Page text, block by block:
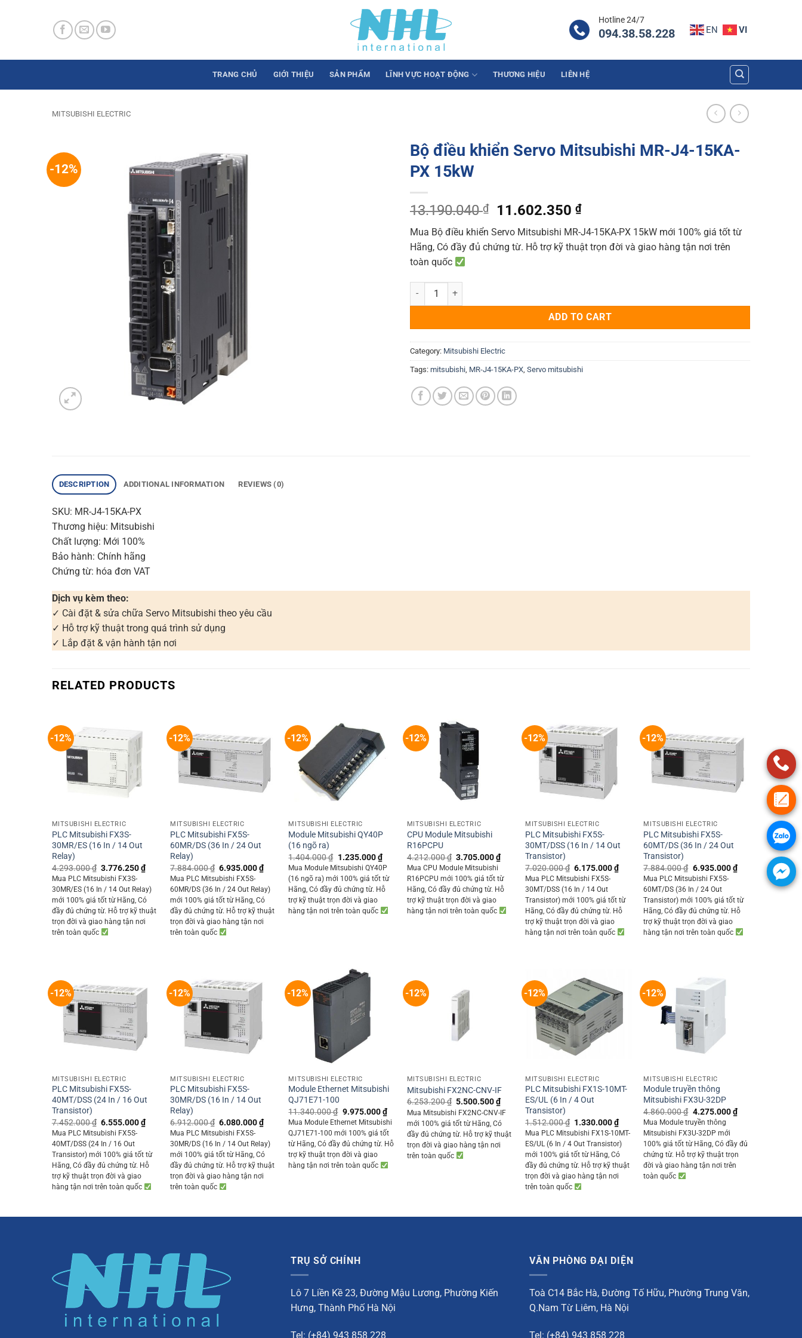
Hotline 24/7
094.38.58.228 EN VI
TRANG CHỦ GIỚI THIỆU SẢN PHẨM LĨNH VỰC HOẠT ĐỘNG THƯƠNG HIỆU LIÊN HỆ
MITSUBISHI ELECTRIC
-12%
Bộ điều khiển Servo Mitsubishi MR-J4-15KA-
PX 15kW
13.190.040₫
Original
price
was:
13.190.040 ₫.
11.602.350₫Current
price
is:
11.602.350 ₫.
Mua Bộ điều khiển Servo Mitsubishi MR-J4-15KA-PX 15kW mới 100% giá tốt từ
Hãng, Có đầy đủ chứng từ. Hỗ trợ kỹ thuật trọn đời và giao hàng tận nơi trên
toàn quốc
Bộ điều khiển Servo Mitsubishi MR-J4-15KA-PX 15kW quantity
ADD TO CART
Category: Mitsubishi Electric
Tags: mitsubishi MR-J4-15KA-PX Servo mitsubishi
DESCRIPTION ADDITIONAL INFORMATION REVIEWS (0)
SKU: MR-J4-15KA-PX
Thương hiệu: Mitsubishi
Chất lượng: Mới 100%
Bảo hành: Chính hãng
Chứng từ: hóa đơn VAT
Dịch vụ kèm theo:
✓ Cài đặt & sửa chữa Servo Mitsubishi theo yêu cầu
✓ Hỗ trợ kỹ thuật trong quá trình sử dụng
✓ Lắp đặt & vận hành tận nơi
RELATED PRODUCTS
-12%
MITSUBISHI ELECTRIC
PLC Mitsubishi FX3S-
30MR/ES (16 In / 14 Out
Relay)
4.293.000₫ Original
price
was:
4.293.000 ₫.
3.776.250₫Current
price
is:
3.776.250 ₫.
Mua PLC Mitsubishi FX3S-
30MR/ES (16 In / 14 Out Relay)
mới 100% giá tốt từ Hãng, Có
đầy đủ chứng từ. Hỗ trợ kỹ thuật
trọn đời và giao hàng tận nơi
trên toàn quốc
-12%
MITSUBISHI ELECTRIC
PLC Mitsubishi FX5S-
60MR/DS (36 In / 24 Out
Relay)
7.884.000₫ Original
price
was:
7.884.000 ₫.
6.935.000₫Current
price
is:
6.935.000 ₫.
Mua PLC Mitsubishi FX5S-
60MR/DS (36 In / 24 Out Relay)
mới 100% giá tốt từ Hãng, Có
đầy đủ chứng từ. Hỗ trợ kỹ thuật
trọn đời và giao hàng tận nơi
trên toàn quốc
-12%
MITSUBISHI ELECTRIC
Module Mitsubishi QY40P
(16 ngõ ra)
1.404.000₫ Original
price
was:
1.404.000 ₫.
1.235.000₫Current
price
is:
1.235.000 ₫.
Mua Module Mitsubishi QY40P
(16 ngõ ra) mới 100% giá tốt từ
Hãng, Có đầy đủ chứng từ. Hỗ
trợ kỹ thuật trọn đời và giao
hàng tận nơi trên toàn quốc
-12%
MITSUBISHI ELECTRIC
CPU Module Mitsubishi
R16PCPU
4.212.000₫ Original
price
was:
4.212.000 ₫.
3.705.000₫Current
price
is:
3.705.000 ₫.
Mua CPU Module Mitsubishi
R16PCPU mới 100% giá tốt từ
Hãng, Có đầy đủ chứng từ. Hỗ
trợ kỹ thuật trọn đời và giao
hàng tận nơi trên toàn quốc
-12%
MITSUBISHI ELECTRIC
PLC Mitsubishi FX5S-
30MT/DSS (16 In / 14 Out
Transistor)
7.020.000₫ Original
price
was:
7.020.000 ₫.
6.175.000₫Current
price
6.175.000 ₫.
Mua PLC Mitsubishi FX5S-
30MT/DSS (16 In / 14 Out
Transistor) mới 100% giá tốt từ
Hãng, Có đầy đủ chứng từ. Hỗ
trợ kỹ thuật trọn đời và giao
hàng tận nơi trên toàn quốc
-12%
MITSUBISHI ELECTRIC
PLC Mitsubishi FX5S-
60MT/DS (36 In / 24 Out
Transistor)
7.884.000₫ Original
price
was:
7.884.000 ₫.
6.935.000₫Current
price
6.935.000 ₫.
Mua PLC Mitsubishi FX5S-
60MT/DS (36 In / 24 Out
Transistor) mới 100% giá tốt từ
Hãng, Có đầy đủ chứng từ. Hỗ
trợ kỹ thuật trọn đời và giao
hàng tận nơi trên toàn quốc
-12%
MITSUBISHI ELECTRIC
PLC Mitsubishi FX5S-
40MT/DSS (24 In / 16 Out
Transistor)
7.452.000₫ Original
price
was:
7.452.000 ₫.
6.555.000₫Current
price
6.555.000 ₫.
Mua PLC Mitsubishi FX5S-
40MT/DSS (24 In / 16 Out
Transistor) mới 100% giá tốt từ
Hãng, Có đầy đủ chứng từ. Hỗ
trợ kỹ thuật trọn đời và giao
hàng tận nơi trên toàn quốc
-12%
MITSUBISHI ELECTRIC
PLC Mitsubishi FX5S-
30MR/DS (16 In / 14 Out
Relay)
6.912.000₫ Original
price
was:
6.912.000 ₫.
6.080.000₫Current
price
is:
6.080.000 ₫.
Mua PLC Mitsubishi FX5S-
30MR/DS (16 In / 14 Out Relay)
mới 100% giá tốt từ Hãng, Có
đầy đủ chứng từ. Hỗ trợ kỹ thuật
trọn đời và giao hàng tận nơi
trên toàn quốc
-12%
MITSUBISHI ELECTRIC
Module Ethernet Mitsubishi
QJ71E71-100
11.340.000₫ Original
price
was:
11.340.000 ₫.
9.975.000₫Current
price
is:
9.975.000 ₫.
Mua Module Ethernet Mitsubishi
QJ71E71-100 mới 100% giá tốt
từ Hãng, Có đầy đủ chứng từ. Hỗ
trợ kỹ thuật trọn đời và giao
hàng tận nơi trên toàn quốc
-12%
MITSUBISHI ELECTRIC
Mitsubishi FX2NC-CNV-IF
6.253.200₫ Original
price
was:
6.253.200 ₫.
5.500.500₫Current
price
is:
5.500.500 ₫.
Mua Mitsubishi FX2NC-CNV-IF
mới 100% giá tốt từ Hãng, Có
đầy đủ chứng từ. Hỗ trợ kỹ thuật
trọn đời và giao hàng tận nơi
trên toàn quốc
-12%
MITSUBISHI ELECTRIC
PLC Mitsubishi FX1S-10MT-
ES/UL (6 In / 4 Out
Transistor)
1.512.000₫ Original
price
was:
1.512.000 ₫.
1.330.000₫Current
price
is:
1.330.000 ₫.
Mua PLC Mitsubishi FX1S-10MT-
ES/UL (6 In / 4 Out Transistor)
mới 100% giá tốt từ Hãng, Có
đầy đủ chứng từ. Hỗ trợ kỹ thuật
trọn đời và giao hàng tận nơi
trên toàn quốc
-12%
MITSUBISHI ELECTRIC
Module truyền thông
Mitsubishi FX3U-32DP
4.860.000₫ Original
price
was:
4.860.000 ₫.
4.275.000₫Current
price
Mua Module truyền thông
Mitsubishi FX3U-32DP mới
100% giá tốt từ Hãng, Có đầy đủ
chứng từ. Hỗ trợ kỹ thuật trọn
đời và giao hàng tận nơi trên
toàn quốc
TRỤ SỞ CHÍNH
Lô 7 Liền Kề 23, Đường Mậu Lương, Phường Kiến
Hưng, Thành Phố Hà Nội
Tel: (+84) 943 858 228
VĂN PHÒNG ĐẠI DIỆN
Toà C14 Bắc Hà, Đường Tố Hữu, Phường Trung Văn,
Q.Nam Từ Liêm, Hà Nội
Tel: (+84) 943 858 228